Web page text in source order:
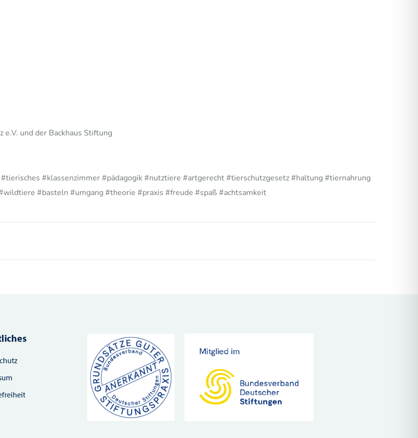
und der Backhaus Stiftung
#klassenzimmer #pädagogik #nutztiere #artgerecht #tierschutzgesetz #haltung #tiernahrung
#basteln #umgang #theorie #praxis #freude #spaß #achtsamkeit